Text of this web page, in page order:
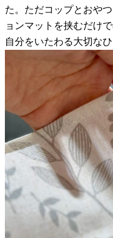
た。ただコップとおや
ョンマットを挟むだけ
自分をいたわる大切な